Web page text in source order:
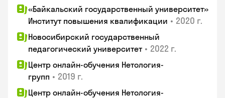
«Байкальский государственный университет»
Институт повышения квалификации • 2020 г.
Новосибирский государственный
педагогический университет • 2022 г.
Центр онлайн-обучения Нетология-
групп • 2019 г.
Центр онлайн-обучения Нетология-